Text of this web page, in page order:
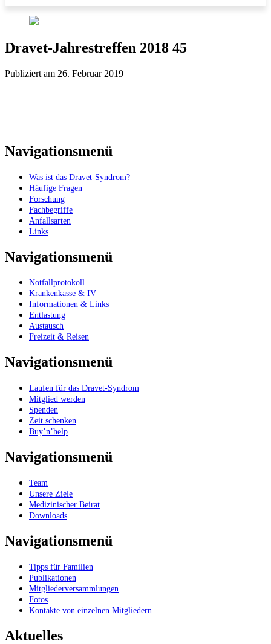
Dravet-Jahrestreffen 2018 45
Publiziert am 26. Februar 2019
Navigationsmenü
Was ist das Dravet-Syndrom?
Häufige Fragen
Forschung
Fachbegriffe
Anfallsarten
Links
Navigationsmenü
Notfallprotokoll
Krankenkasse & IV
Informationen & Links
Entlastung
Austausch
Freizeit & Reisen
Navigationsmenü
Laufen für das Dravet-Syndrom
Mitglied werden
Spenden
Zeit schenken
Buy’n’help
Navigationsmenü
Team
Unsere Ziele
Medizinischer Beirat
Downloads
Navigationsmenü
Tipps für Familien
Publikationen
Mitgliederversammlungen
Fotos
Kontakte von einzelnen Mitgliedern
Aktuelles